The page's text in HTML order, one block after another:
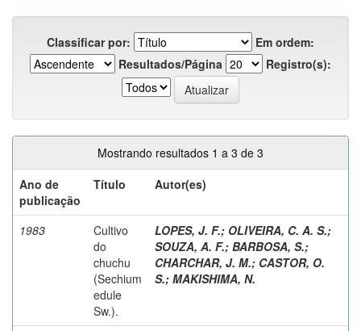
Classificar por:
Em ordem:
Resultados/Página
Registro(s):
Mostrando resultados 1 a 3 de 3
Ano de
publicação
Título Autor(es)
1983
Cultivo
do
chuchu
(Sechium
edule
Sw.).
LOPES, J. F.; OLIVEIRA, C. A. S.;
SOUZA, A. F.; BARBOSA, S.;
CHARCHAR, J. M.; CASTOR, O.
S.; MAKISHIMA, N.